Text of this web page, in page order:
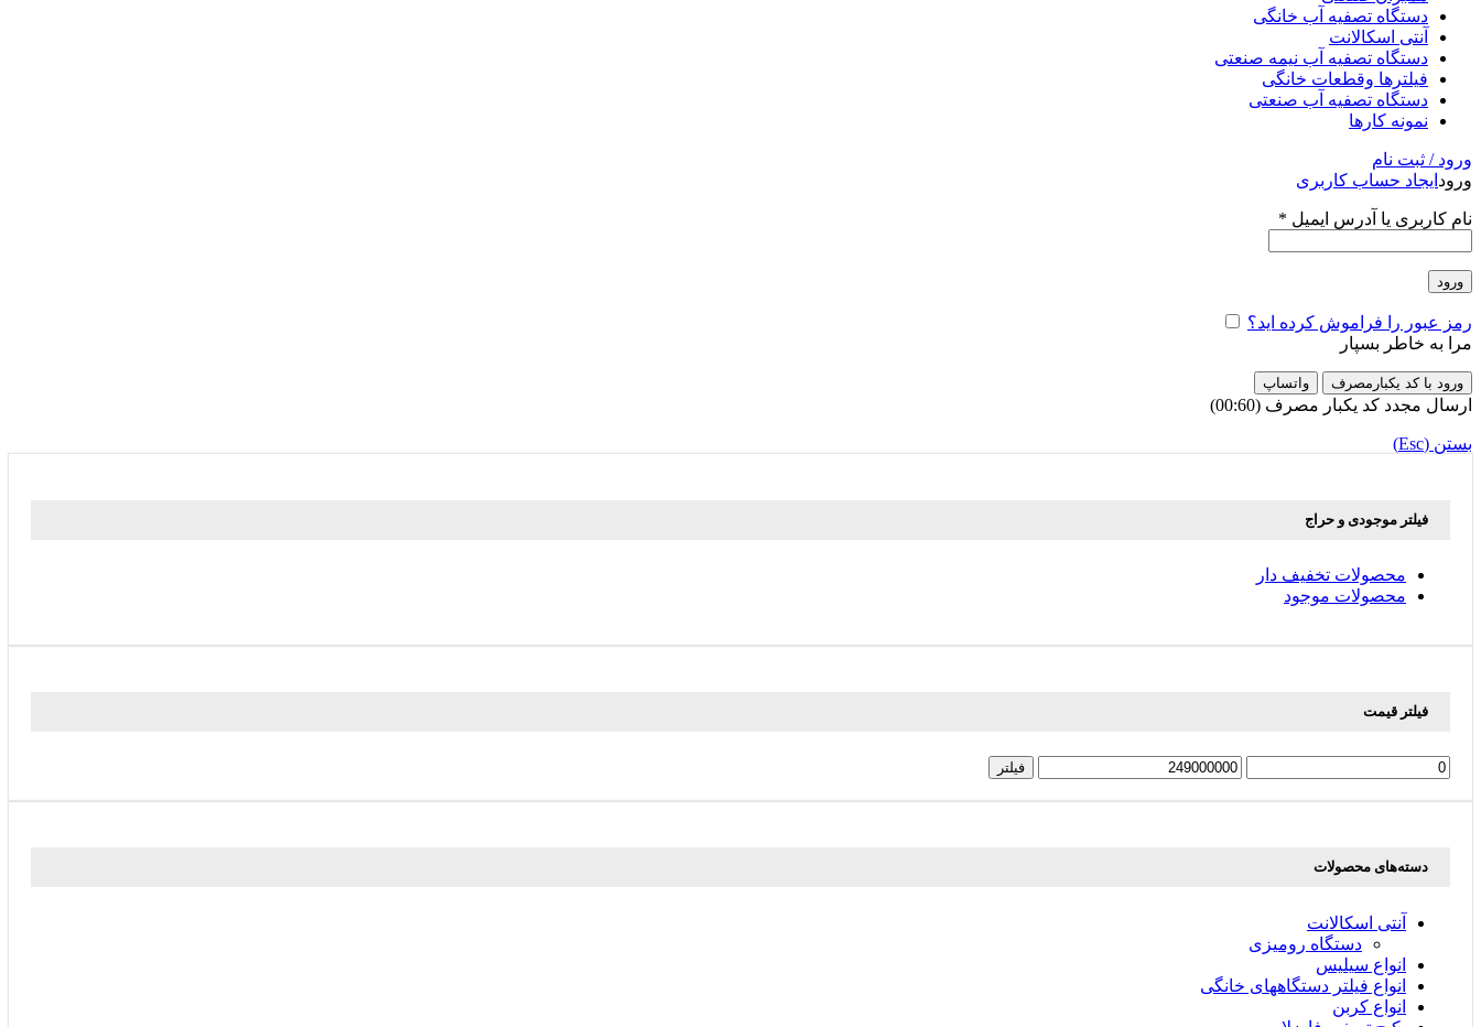
دستگاه تصفیه آب خانگی
آنتی اسکالانت
دستگاه تصفیه آب نیمه صنعتی
فیلترها وقطعات خانگی
دستگاه تصفیه آب صنعتی
نمونه کارها
ورود / ثبت نام
ورود ایجاد حساب کاربری
نام کاربری یا آدرس ایمیل *
ورود
رمز عبور را فراموش کرده اید؟
مرا به خاطر بسپار
ورود با کد یکبارمصرف واتساپ
ارسال مجدد کد یکبار مصرف (00:
60
)
بستن (Esc)
فیلتر موجودی و حراج
محصولات تخفیف دار
محصولات موجود
فیلتر قیمت
حداقل
حداکثر
فیلتر
دسته‌های محصولات
آنتی اسکالانت
دستگاه رومیزی
انواع سیلیس
انواع فیلتر دستگاههای خانگی
انواع کربن